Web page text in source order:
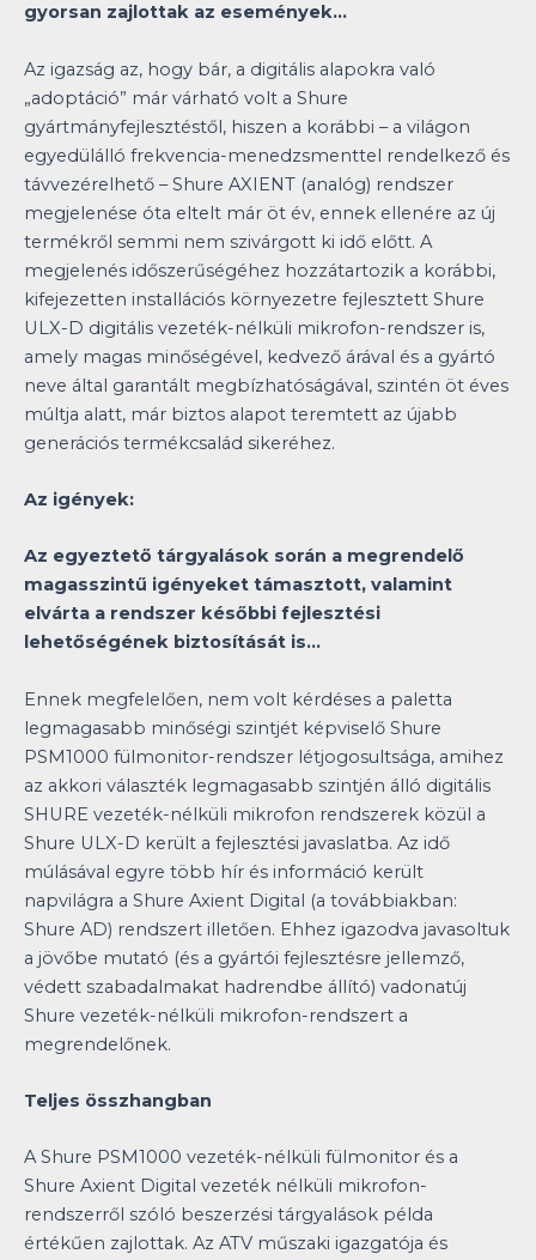
gyorsan zajlottak az események…
Az igazság az, hogy bár, a digitális alapokra való
„adoptáció” már várható volt a Shure
gyártmányfejlesztéstől, hiszen a korábbi – a világon
egyedülálló frekvencia-menedzsmenttel rendelkező és
távvezérelhető – Shure AXIENT (analóg) rendszer
megjelenése óta eltelt már öt év, ennek ellenére az új
termékről semmi nem szivárgott ki idő előtt. A
megjelenés időszerűségéhez hozzátartozik a korábbi,
kifejezetten installációs környezetre fejlesztett Shure
ULX-D digitális vezeték-nélküli mikrofon-rendszer is,
amely magas minőségével, kedvező árával és a gyártó
neve által garantált megbízhatóságával, szintén öt éves
múltja alatt, már biztos alapot teremtett az újabb
generációs termékcsalád sikeréhez.
Az igények:
Az egyeztető tárgyalások során a megrendelő
magasszintű igényeket támasztott, valamint
elvárta a rendszer későbbi fejlesztési
lehetőségének biztosítását is…
Ennek megfelelően, nem volt kérdéses a paletta
legmagasabb minőségi szintjét képviselő Shure
PSM1000 fülmonitor-rendszer létjogosultsága, amihez
az akkori választék legmagasabb szintjén álló digitális
SHURE vezeték-nélküli mikrofon rendszerek közül a
Shure ULX-D került a fejlesztési javaslatba. Az idő
múlásával egyre több hír és információ került
napvilágra a Shure Axient Digital (a továbbiakban:
Shure AD) rendszert illetően. Ehhez igazodva javasoltuk
a jövőbe mutató (és a gyártói fejlesztésre jellemző,
védett szabadalmakat hadrendbe állító) vadonatúj
Shure vezeték-nélküli mikrofon-rendszert a
megrendelőnek.
Teljes összhangban
A Shure PSM1000 vezeték-nélküli fülmonitor és a
Shure Axient Digital vezeték nélküli mikrofon-
rendszerről szóló beszerzési tárgyalások példa
értékűen zajlottak. Az ATV műszaki igazgatója és